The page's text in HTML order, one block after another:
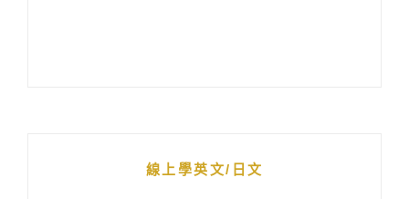
線上學英文/日文